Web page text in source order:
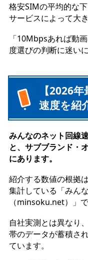
格安SIMの平均的な
サービスによって大
「10Mbpsあれば動
度選びの判断に迷い
【2026
速度を紹
みんなのネット回線
と、サブブランド・
にあります。
紹介する数値の根拠
集計している「みん
（minsoku.net）」で
自社実測とは異なり
帯のデータが蓄積さ
ています。